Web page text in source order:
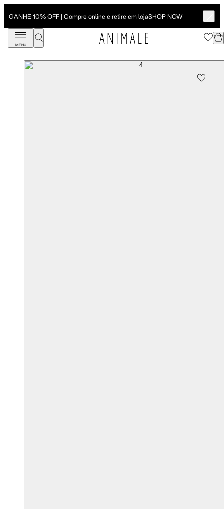
GANHE 10% OFF | Compre online e retire em lojaSHOP NOW
MENU